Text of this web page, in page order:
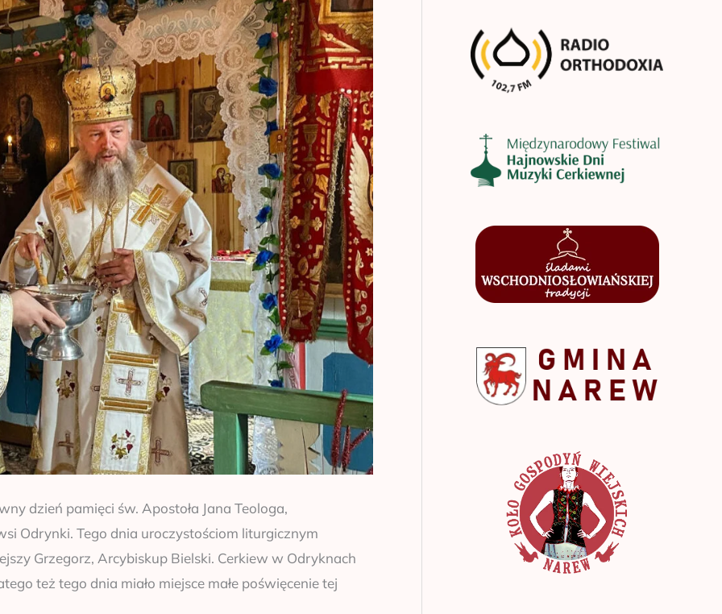
dzień pamięci św. Apostoła Jana Teologa,
Odrynki. Tego dnia uroczystościom liturgicznym
Grzegorz, Arcybiskup Bielski. Cerkiew w Odryknach
też tego dnia miało miejsce małe poświęcenie tej